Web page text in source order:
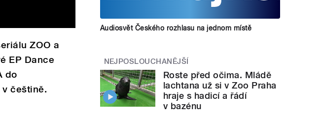
ZOO a
EP Dance
do
češtině.
Audiosvět Českého rozhlasu na jednom místě
NEJPOSLOUCHANĚJŠÍ
Roste před očima. Mládě
lachtana už si v Zoo Praha
hraje s hadicí a řádí
v bazénu